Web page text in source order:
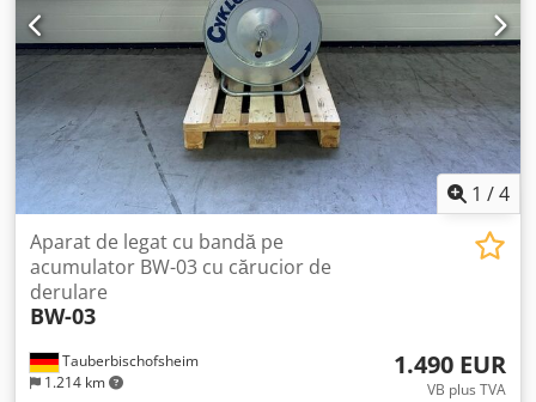
1 /4
Tauberbischofsheim
1.214 km
Aparat de legat cu bandă pe
acumulator BW-03 cu cărucior de
derulare
BW-03
1.490 EUR
VB plus TVA